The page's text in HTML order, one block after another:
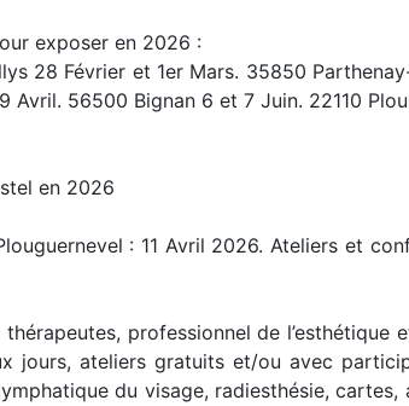
exposer en 2026 :
28 Février et 1er Mars. 35850
56500 Bignan 6 et 7 Juin. 22110
en 2026
: 11 Avril 2026. Ateliers et
professionnel de
jours, ateliers gratuits et/ou avec
du visage, radiesthésie,